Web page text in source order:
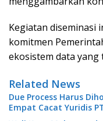
Kegiatan diseminasi
komitmen
ekosistem data
Related News
Due Process Harus
Empat Cacat Yuridis